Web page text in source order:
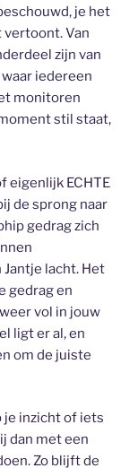
je het
vertoont. Van
zijn van
iedereen
monitoren
stil staat,
eigenlijk ECHTE
de sprong naar
gedrag zich
lacht. Het
gedrag en
vol in jouw
ligt er al, en
om de juiste
je inzicht of iets
dan met een
Zo blijft de